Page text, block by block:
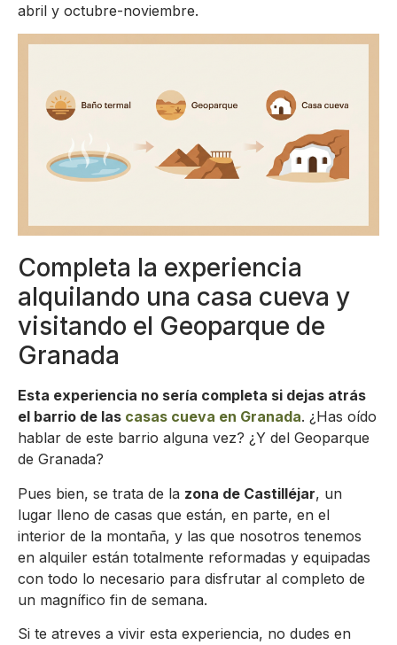
abril y octubre-noviembre.
Completa la experiencia
alquilando una casa cueva y
visitando el Geoparque de
Granada
Esta experiencia no sería completa si dejas atrás
el barrio de las casas cueva en Granada. ¿Has oído
hablar de este barrio alguna vez? ¿Y del Geoparque
de Granada?
Pues bien, se trata de la zona de Castilléjar, un
lugar lleno de casas que están, en parte, en el
interior de la montaña, y las que nosotros tenemos
en alquiler están totalmente reformadas y equipadas
con todo lo necesario para disfrutar al completo de
un magnífico fin de semana.
Si te atreves a vivir esta experiencia, no dudes en